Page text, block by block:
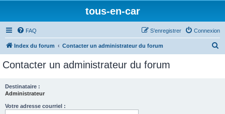
tous-en-car
FAQ Connexion
S’enregistrer
Index du forum Contacter un administrateur du forum
Contacter un administrateur du forum
Destinataire :
Administrateur
Votre adresse courriel :